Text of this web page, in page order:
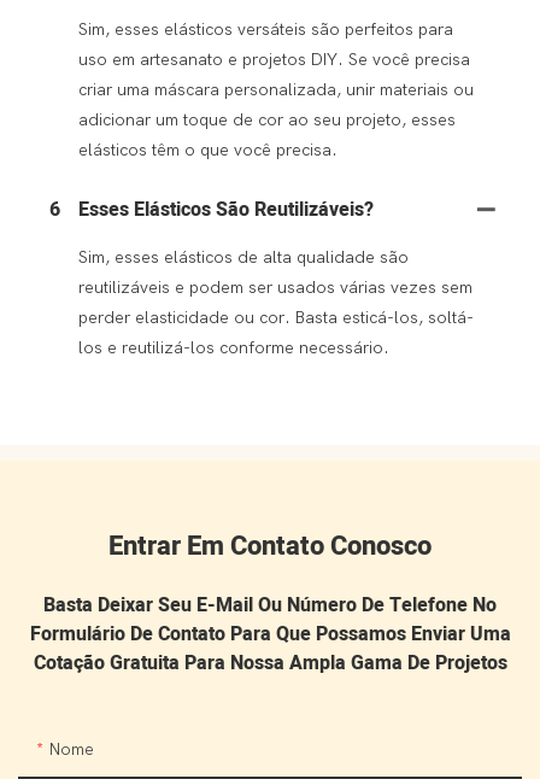
Sim, esses elásticos versáteis são perfeitos para
uso em artesanato e projetos DIY. Se você precisa
criar uma máscara personalizada, unir materiais ou
adicionar um toque de cor ao seu projeto, esses
elásticos têm o que você precisa.
6 Esses Elásticos São Reutilizáveis?
Sim, esses elásticos de alta qualidade são
reutilizáveis ​​e podem ser usados ​​várias vezes sem
perder elasticidade ou cor. Basta esticá-los, soltá-
los e reutilizá-los conforme necessário.
Entrar Em Contato Conosco
Basta Deixar Seu E-Mail Ou Número De Telefone No
Formulário De Contato Para Que Possamos Enviar Uma
Cotação Gratuita Para Nossa Ampla Gama De Projetos
Nome